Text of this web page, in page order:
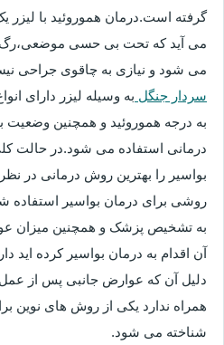
گرفته است.درمان هموروئید با
می آید که تحت بی حسی
می شود و نیازی به چاقوی جراحی
سردار جنگل به وسیله لیزر دارای
به درجه هموروئید و همچنین وضعیت
درمانی استفاده می شود.در حالت
بواسیر را بهترین روش درمانی در
روشی برای درمان بواسیر استفاده
به تشخیص پزشک و همچنین میزان
آن اقدام به درمان بواسیر کرده اید
دلیل آن که عوارض جانبی پس از عمل
همراه ندارد یکی از روش های نوین
شناخته می شود.